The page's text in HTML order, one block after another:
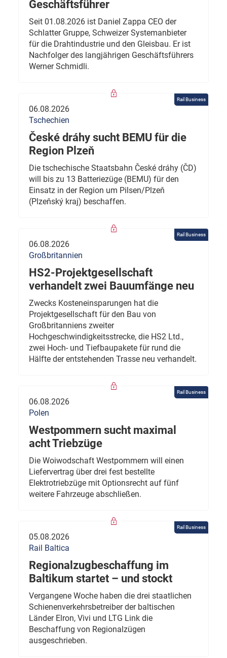
Geschäftsführer
Seit 01.08.2026 ist Daniel Zappa CEO der
Schlatter Gruppe, Schweizer Systemanbieter
für die Drahtindustrie und den Gleisbau. Er ist
Nachfolger des langjährigen Geschäftsführers
Werner Schmidli.
Rail Business
06.08.2026
Tschechien
České dráhy sucht BEMU für die
Region Plzeň
Die tschechische Staatsbahn České dráhy (ČD)
will bis zu 13 Batteriezüge (BEMU) für den
Einsatz in der Region um Pilsen/Plzeň
(Plzeňský kraj) beschaffen.
Rail Business
06.08.2026
Großbritannien
HS2-Projektgesellschaft
verhandelt zwei Bauumfänge neu
Zwecks Kosteneinsparungen hat die
Projektgesellschaft für den Bau von
Großbritanniens zweiter
Hochgeschwindigkeitsstrecke, die HS2 Ltd.,
zwei Hoch- und Tiefbaupakete für rund die
Hälfte der entstehenden Trasse neu verhandelt.
Rail Business
06.08.2026
Polen
Westpommern sucht maximal
acht Triebzüge
Die Woiwodschaft Westpommern will einen
Liefervertrag über drei fest bestellte
Elektrotriebzüge mit Optionsrecht auf fünf
weitere Fahrzeuge abschließen.
Rail Business
05.08.2026
Rail Baltica
Regionalzugbeschaffung im
Baltikum startet – und stockt
Vergangene Woche haben die drei staatlichen
Schienenverkehrsbetreiber der baltischen
Länder Elron, Vivi und LTG Link die
Beschaffung von Regionalzügen
ausgeschrieben.